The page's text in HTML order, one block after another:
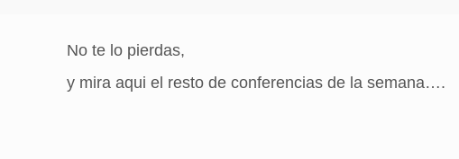
No te lo pierdas,
y mira aqui el resto de conferencias de la semana….